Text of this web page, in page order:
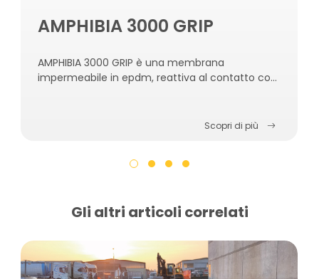
AMPHIBIA 3000 GRIP
AMPHIBIA 3000 GRIP è una membrana
impermeabile in epdm, reattiva al contatto con
Scopri di più
Gli altri articoli correlati